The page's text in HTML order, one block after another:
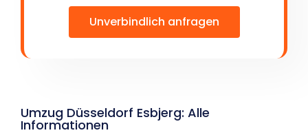
Unverbindlich anfragen
Umzug Düsseldorf Esbjerg: Alle
Informationen